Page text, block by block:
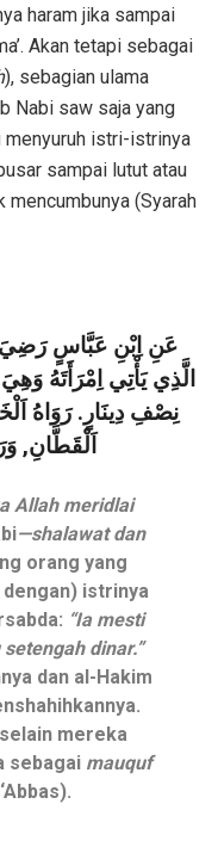
haram jika sampai
Akan tetapi sebagai
), sebagian ulama
Nabi saw saja yang
menyuruh istri-istrinya
sampai lutut atau
(Syarah
عَنِ اِبْنِ عَبَّاسٍ رَضِيَ
الَّذِي يَأْتِي اِمْرَأَتَهُ
نِصْفِ دِينَارٍ. رَوَاهُ
اَلْقَطَّانِ,
Allah meridlai
—shalawat dan
orang yang
istrinya
“Ia mesti
dinar.”
dan al-Hakim
mereka
sebagai mauquf